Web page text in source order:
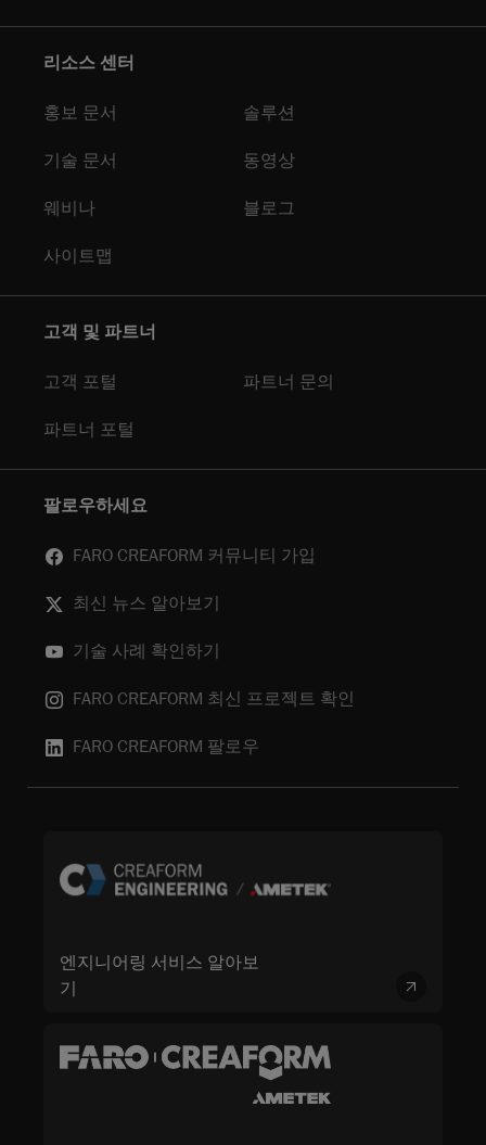
리소스 센터
홍보 문서 솔루션
기술 문서 동영상
웨비나 블로그
사이트맵
고객 및 파트너
고객 포털 파트너 문의
파트너 포털
팔로우하세요
FARO CREAFORM 커뮤니티 가입
최신 뉴스 알아보기
기술 사례 확인하기
FARO CREAFORM 최신 프로젝트 확인
FARO CREAFORM 팔로우
엔지니어링 서비스 알아보
기